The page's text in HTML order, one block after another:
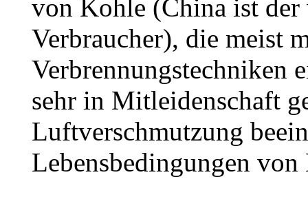
von Kohle (China ist
Verbraucher), die meist
Verbrennungstechniken
sehr in Mitleidenschaft
Luftverschmutzung
Lebensbedingungen